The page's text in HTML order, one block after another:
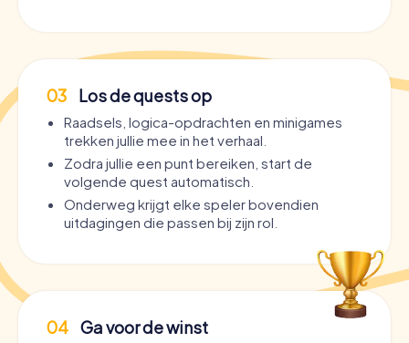
03 Los de quests op
Raadsels, logica-opdrachten en minigames
trekken jullie mee in het verhaal.
Zodra jullie een punt bereiken, start de
volgende quest automatisch.
Onderweg krijgt elke speler bovendien
uitdagingen die passen bij zijn rol.
04 Ga voor de winst